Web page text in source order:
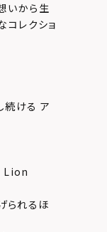
いから生
コレクショ
続ける ア
Lion
られるほ